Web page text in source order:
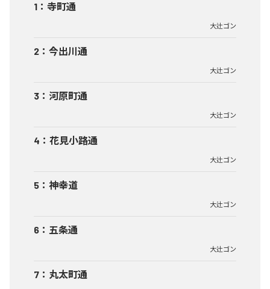
1 ： 寺町通
大辻ゴン
2 ： 今出川通
大辻ゴン
3 ： 河原町通
大辻ゴン
4 ： 花見小路通
大辻ゴン
5 ： 神幸道
大辻ゴン
6 ： 五条通
大辻ゴン
7 ： 丸太町通